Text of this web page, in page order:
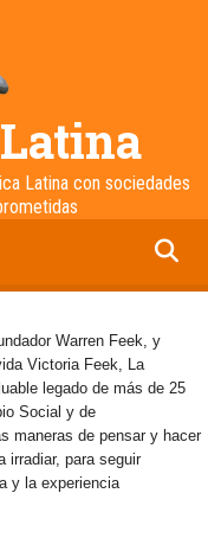
Latina con sociedades
Warren Feek, y
Victoria Feek, La
legado de más de 25
Social y de
maneras de pensar y hacer
irradiar, para seguir
y la experiencia